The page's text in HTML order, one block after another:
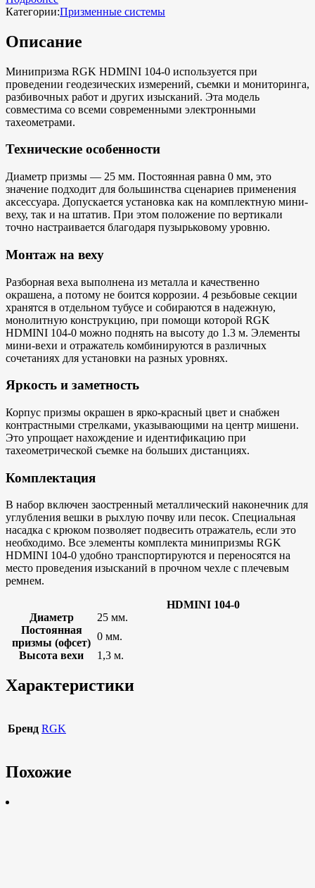
Категории:Призменные системы
Описание
Минипризма RGK HDMINI 104-0 используется при
проведении геодезических измерений, съемки и мониторинга,
разбивочных работ и других изысканий. Эта модель
совместима со всеми современными электронными
тахеометрами.
Технические особенности
Диаметр призмы — 25 мм. Постоянная равна 0 мм, это
значение подходит для большинства сценариев применения
аксессуара. Допускается установка как на комплектную мини-
веху, так и на штатив. При этом положение по вертикали
точно настраивается благодаря пузырьковому уровню.
Монтаж на веху
Разборная веха выполнена из металла и качественно
окрашена, а потому не боится коррозии. 4 резьбовые секции
хранятся в отдельном тубусе и собираются в надежную,
монолитную конструкцию, при помощи которой RGK
HDMINI 104-0 можно поднять на высоту до 1.3 м. Элементы
мини-вехи и отражатель комбинируются в различных
сочетаниях для установки на разных уровнях.
Яркость и заметность
Корпус призмы окрашен в ярко-красный цвет и снабжен
контрастными стрелками, указывающими на центр мишени.
Это упрощает нахождение и идентификацию при
тахеометрической съемке на больших дистанциях.
Комплектация
В набор включен заостренный металлический наконечник для
углубления вешки в рыхлую почву или песок. Специальная
насадка с крюком позволяет подвесить отражатель, если это
необходимо. Все элементы комплекта минипризмы RGK
HDMINI 104-0 удобно транспортируются и переносятся на
место проведения изысканий в прочном чехле с плечевым
ремнем.
HDMINI 104-0
Диаметр
25 мм.
Постоянная
призмы (офсет)
0 мм.
Высота вехи
1,3 м.
Характеристики
Бренд RGK
Похожие